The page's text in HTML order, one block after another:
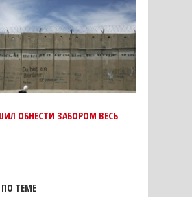
ОБНЕСТИ ЗАБОРОМ ВЕСЬ
ТЕМЕ